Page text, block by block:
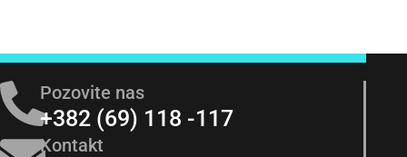
Pozovite nas
+382 (69) 118 -117
Kontakt